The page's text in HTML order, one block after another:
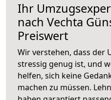
Ihr
nach Vechta
Preiswert
Wir verstehen, dass der
stressig genug ist, und
helfen, sich keine
machen zu müssen.